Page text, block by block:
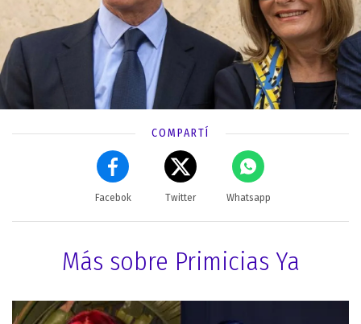
COMPARTÍ
Facebok Twitter Whatsapp
Más sobre Primicias Ya